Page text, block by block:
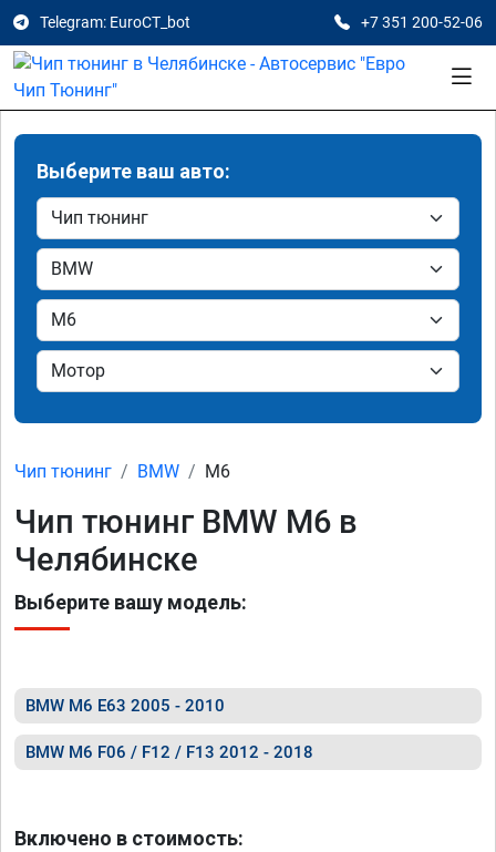
Telegram: EuroCT_bot +7 351 200-52-06
Выберите ваш авто:
Чип тюнинг BMW M6
Чип тюнинг BMW M6 в
Челябинске
Выберите вашу модель:
BMW M6 E63 2005 - 2010
BMW M6 F06 / F12 / F13 2012 - 2018
Включено в стоимость: